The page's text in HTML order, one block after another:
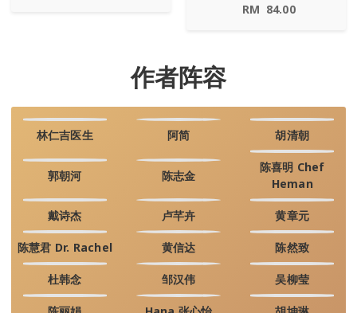
RM 84.00
作者阵容
林仁吉医生 阿简 胡清朝
郭朝河 陈志金
陈喜明 Chef
Heman
戴诗杰 卢芊卉 黄章元
陈慧君 Dr. Rachel 黄信达 陈然致
杜韩念 邹汉伟 吴柳莹